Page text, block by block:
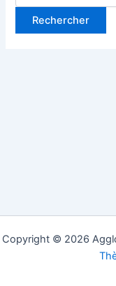
Copyright © 2026